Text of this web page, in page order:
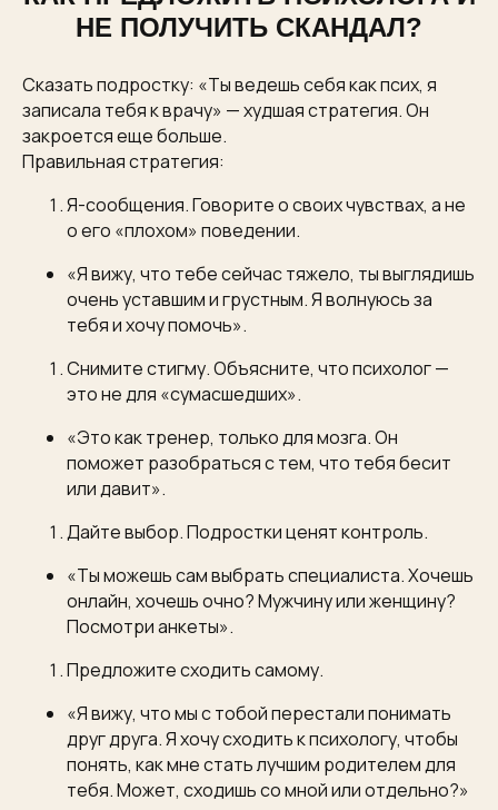
НЕ ПОЛУЧИТЬ СКАНДАЛ?
Сказать подростку: «Ты ведешь себя как псих, я
записала тебя к врачу» — худшая стратегия. Он
закроется еще больше.
Правильная стратегия:
Я-сообщения. Говорите о своих чувствах, а не
о его «плохом» поведении.
«Я вижу, что тебе сейчас тяжело, ты выглядишь
очень уставшим и грустным. Я волнуюсь за
тебя и хочу помочь».
Снимите стигму. Объясните, что психолог —
это не для «сумасшедших».
«Это как тренер, только для мозга. Он
поможет разобраться с тем, что тебя бесит
или давит».
Дайте выбор. Подростки ценят контроль.
«Ты можешь сам выбрать специалиста. Хочешь
онлайн, хочешь очно? Мужчину или женщину?
Посмотри анкеты».
Предложите сходить самому.
«Я вижу, что мы с тобой перестали понимать
друг друга. Я хочу сходить к психологу, чтобы
понять, как мне стать лучшим родителем для
тебя. Может, сходишь со мной или отдельно?»